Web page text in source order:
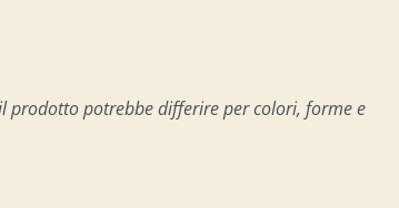
prodotto potrebbe differire per colori, forme e